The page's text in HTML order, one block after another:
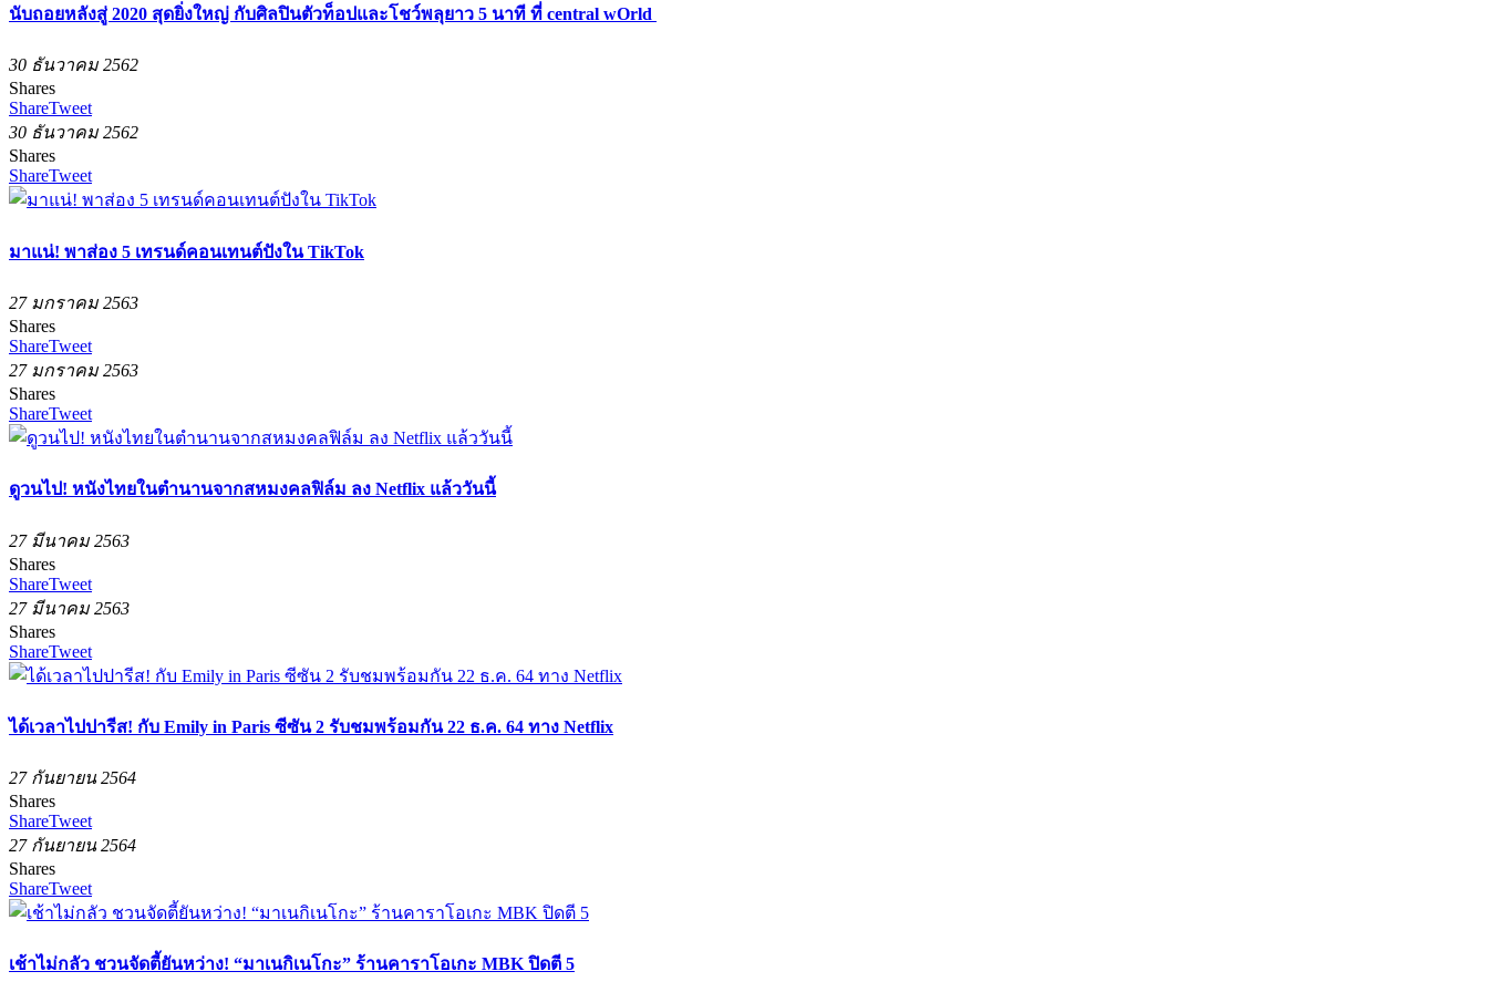
นับถอยหลังสู่ 2020 สุดยิ่งใหญ่ กับศิลปินตัวท็อปและโชว์พลุยาว 5 นาที ที่ central wOrld
30 ธันวาคม 2562
Shares
ShareTweet
30 ธันวาคม 2562
Shares
ShareTweet
มาแน่! พาส่อง 5 เทรนด์คอนเทนต์ปังใน TikTok
27 มกราคม 2563
Shares
ShareTweet
27 มกราคม 2563
Shares
ShareTweet
ดูวนไป! หนังไทยในตำนานจากสหมงคลฟิล์ม ลง Netflix แล้ววันนี้
27 มีนาคม 2563
Shares
ShareTweet
27 มีนาคม 2563
Shares
ShareTweet
ได้เวลาไปปารีส! กับ Emily in Paris ซีซัน 2 รับชมพร้อมกัน 22 ธ.ค. 64 ทาง Netflix
27 กันยายน 2564
Shares
ShareTweet
27 กันยายน 2564
Shares
ShareTweet
เช้าไม่กลัว ชวนจัดตี้ยันหว่าง! “มาเนกิเนโกะ” ร้านคาราโอเกะ MBK ปิดตี 5